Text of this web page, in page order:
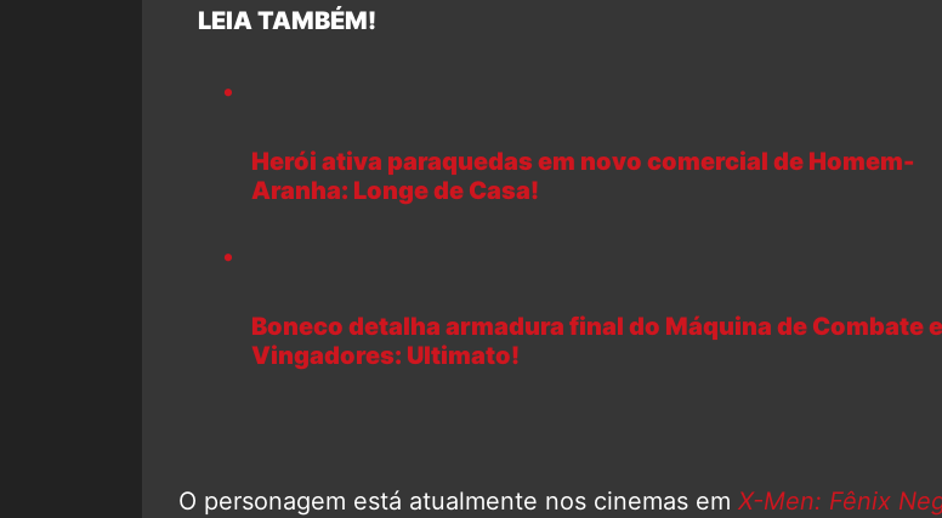
LEIA TAMBÉM!
Herói ativa paraquedas em novo comercial de Homem-
Aranha: Longe de Casa!
Boneco detalha armadura final do Máquina de Combate
Vingadores: Ultimato!
O personagem está atualmente nos cinemas em X-Men: Fênix